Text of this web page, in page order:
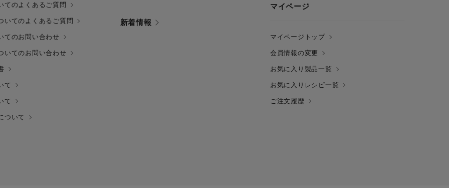
てのよくあるご質問
いてのよくあるご質問
てのお問い合わせ
いてのお問い合わせ
て
て
ついて
新着情報
マイページ
マイページトップ
会員情報の変更
お気に入り製品一覧
お気に入りレシピ一覧
ご注文履歴